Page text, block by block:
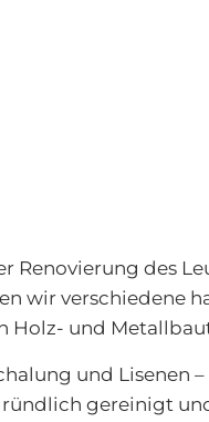
Renovierung des
wir verschiedene
Holz- und
und Lisenen
gereinigt